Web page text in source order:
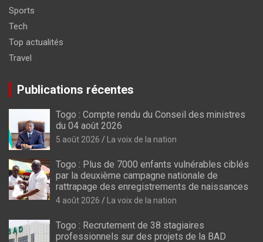
Sports
Tech
Top actualités
Travel
Publications récentes
Togo : Compte rendu du Conseil des ministres
du 04 août 2026
5 août 2026 La voix de la nation
Togo : Plus de 7000 enfants vulnérables ciblés
par la deuxième campagne nationale de
rattrapage des enregistrements de naissances
4 août 2026 La voix de la nation
Togo : Recrutement de 38 stagiaires
professionnels sur des projets de la BAD